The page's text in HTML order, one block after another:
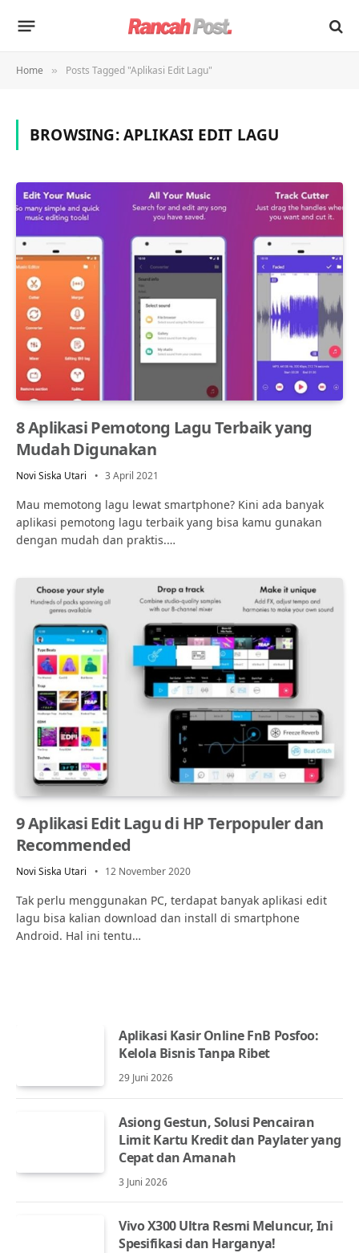
Home » Posts Tagged "Aplikasi Edit Lagu"
BROWSING:APLIKASI EDIT LAGU
8 Aplikasi Pemotong Lagu Terbaik yang
Mudah Digunakan
Novi Siska Utari 3 April 2021
Mau memotong lagu lewat smartphone? Kini ada banyak
aplikasi pemotong lagu terbaik yang bisa kamu gunakan
dengan mudah dan praktis.…
9 Aplikasi Edit Lagu di HP Terpopuler dan
Recommended
Novi Siska Utari 12 November 2020
Tak perlu menggunakan PC, terdapat banyak aplikasi edit
lagu bisa kalian download dan install di smartphone
Android. Hal ini tentu…
Aplikasi Kasir Online FnB Posfoo:
Kelola Bisnis Tanpa Ribet
29 Juni 2026
Asiong Gestun, Solusi Pencairan
Limit Kartu Kredit dan Paylater yang
Cepat dan Amanah
3 Juni 2026
Vivo X300 Ultra Resmi Meluncur, Ini
Spesifikasi dan Harganya!